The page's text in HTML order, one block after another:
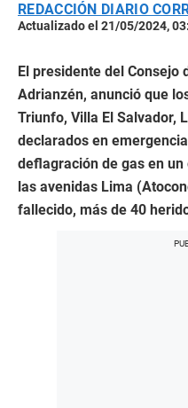
REDACCIÓN DIARIO
Actualizado el 21/05/2024,
El presidente del Consejo
Adrianzén, anunció que
Triunfo, Villa El Salvador,
declarados en
deflagración de gas en
las avenidas Lima
fallecido, más de 40